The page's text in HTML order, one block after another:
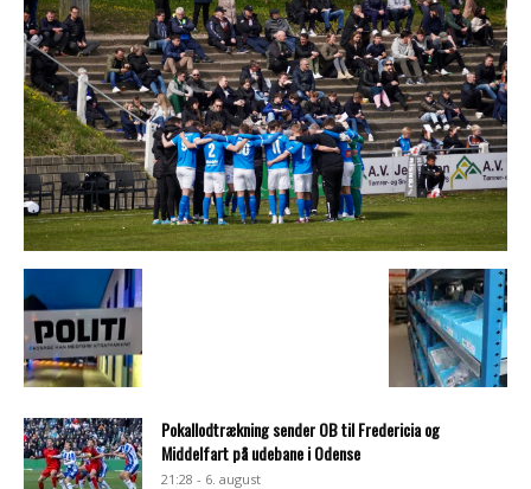
Pokallodtrækning sender OB til Fredericia og
Middelfart på udebane i Odense
21:28 - 6. august